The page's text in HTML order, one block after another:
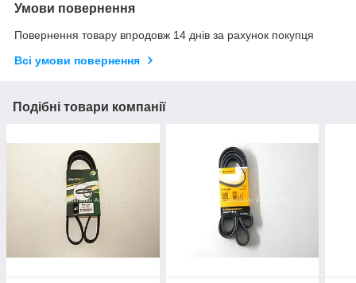
Умови повернення
Повернення товару впродовж 14 днів за рахунок покупця
Всі умови повернення
Подібні товари компанії